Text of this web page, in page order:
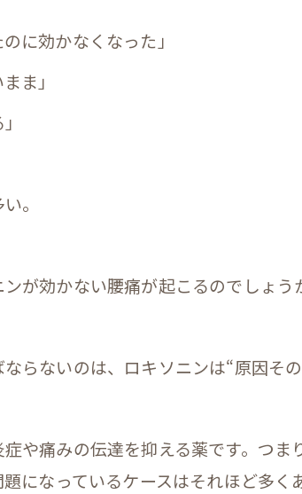
に効かなくなった」
ま」
。
が効かない腰痛が起こるのでしょう
らないのは、ロキソニンは“原因そ
や痛みの伝達を抑える薬です。つ
になっているケースはそれほど多く